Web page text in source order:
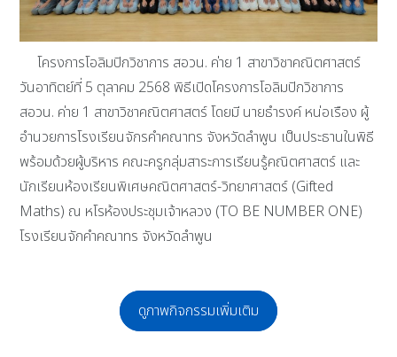
โครงการโอลิมปิกวิชาการ สอวน. ค่าย 1 สาขาวิชาคณิตศาสตร์
วันอาทิตย์ที่ 5 ตุลาคม 2568 พิธีเปิดโครงการโอลิมปิกวิชาการ
สอวน. ค่าย 1 สาขาวิชาคณิตศาสตร์ โดยมี นายธำรงค์ หน่อเรือง ผู้
อำนวยการโรงเรียนจักรคำคณาทร จังหวัดลำพูน เป็นประธานในพิธี
พร้อมด้วยผู้บริหาร คณะครูกลุ่มสาระการเรียนรู้คณิตศาสตร์ และ
นักเรียนห้องเรียนพิเศษคณิตศาสตร์-วิทยาศาสตร์ (Gifted
Maths) ณ หโรห้องประชุมเจ้าหลวง (TO BE NUMBER ONE)
โรงเรียนจักคำคณาทร จังหวัดลำพูน
ดูภาพกิจกรรมเพิ่มเติม